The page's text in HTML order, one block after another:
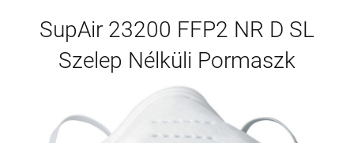
SupAir 23200 FFP2 NR D SL
Szelep Nélküli Pormaszk